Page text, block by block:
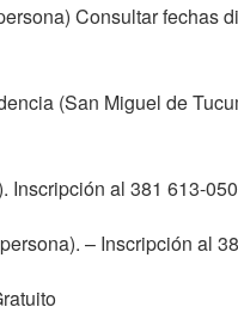
Consultar fechas
(San Miguel de
Inscripción al 381 613-
– Inscripción al